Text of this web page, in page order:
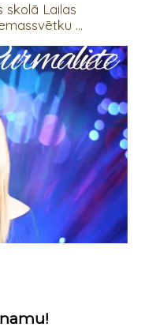
skolā Lailas
...